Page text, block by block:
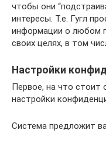
чтобы они
интересы. Т.е. Гугл
информации о любом
своих целях, в том
Настройки
Первое, на что стоит
настройки
Система предложит